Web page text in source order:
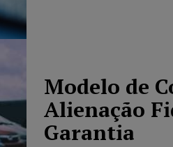
Modelo de
Alienação
Garantia